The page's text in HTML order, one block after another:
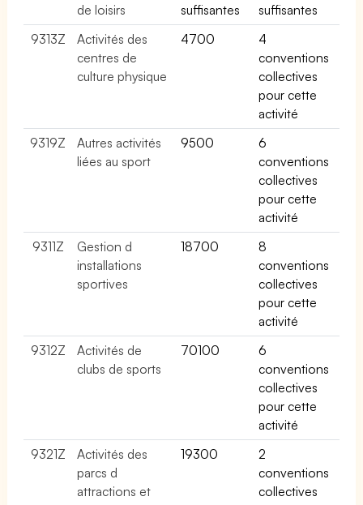
de loisirs
suffisantes
suffisantes
9313Z
Activités des
centres de
culture physique
4700
4
conventions
collectives
pour cette
activité
9319Z
Autres activités
liées au sport
9500
6
conventions
collectives
pour cette
activité
9311Z
Gestion d
installations
sportives
18700
8
conventions
collectives
pour cette
activité
9312Z
Activités de
clubs de sports
70100
6
conventions
collectives
pour cette
activité
9321Z
Activités des
parcs d
attractions et
19300
2
conventions
collectives